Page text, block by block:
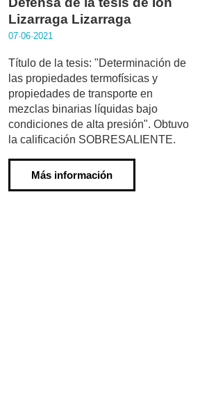
Lizarraga Lizarraga
07·06·2021
Título de la tesis: "Determinación de
las propiedades termofísicas y
propiedades de transporte en
mezclas binarias líquidas bajo
condiciones de alta presión". Obtuvo
la calificación SOBRESALIENTE.
Más información